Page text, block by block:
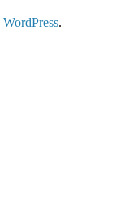
WordPress.